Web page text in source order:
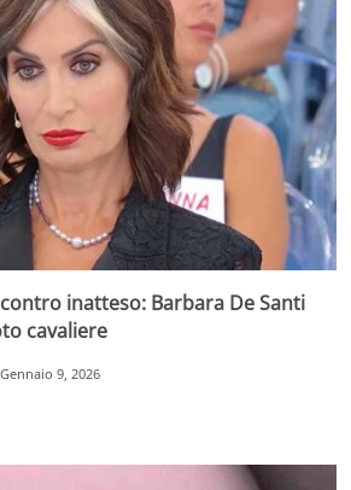
inatteso: Barbara De Santi
cavaliere
Gennaio 9, 2026